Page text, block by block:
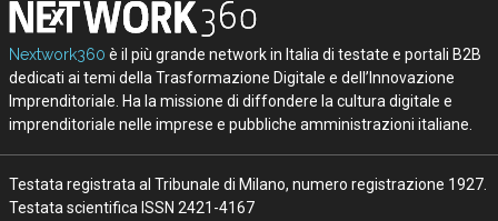
Nextwork360 è il più grande network in Italia di testate e portali B2B
dedicati ai temi della Trasformazione Digitale e dell’Innovazione
Imprenditoriale. Ha la missione di diffondere la cultura digitale e
imprenditoriale nelle imprese e pubbliche amministrazioni italiane.
Testata registrata al Tribunale di Milano, numero registrazione 1927.
Testata scientifica ISSN 2421-4167